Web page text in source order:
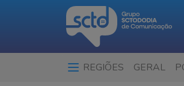
REGIÕES GERAL